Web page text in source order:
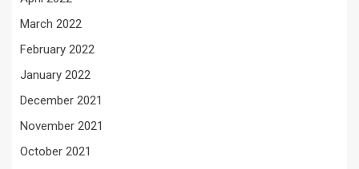
March 2022
February 2022
January 2022
December 2021
November 2021
October 2021